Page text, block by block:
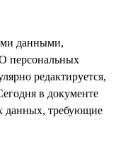
данными,
персональных
редактируется,
в документе
данных, требующие